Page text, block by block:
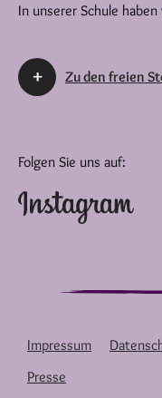
In unserer Schule
Zu den freien
Folgen Sie uns auf:
Impressum
Presse